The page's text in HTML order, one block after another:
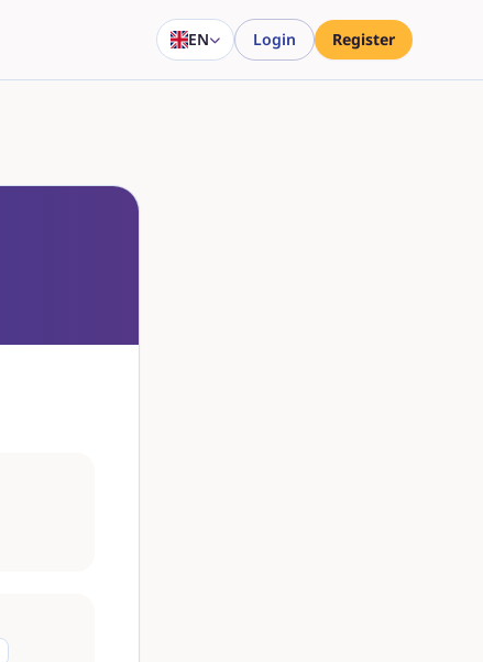
EN Login Register